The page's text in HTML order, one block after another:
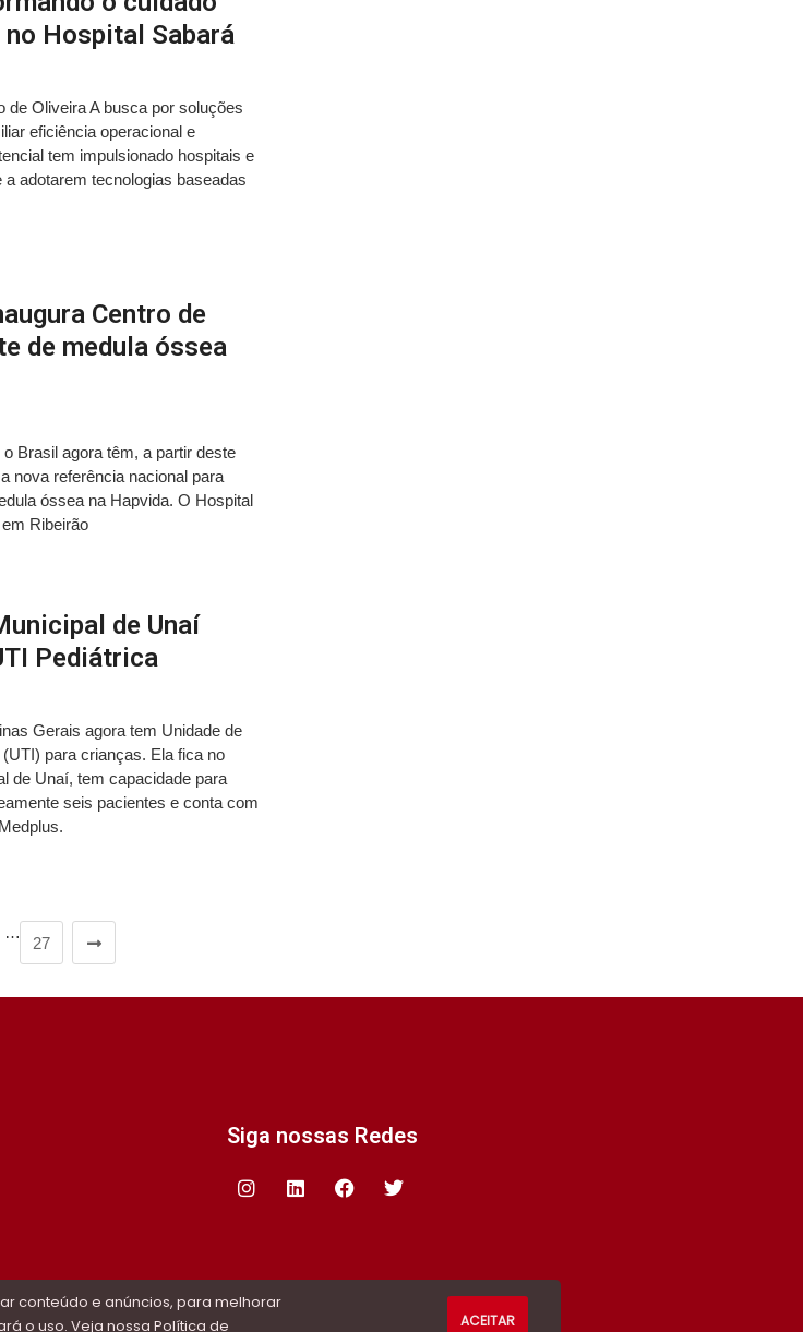
Hospital Sabará
de Oliveira A busca por soluções
eficiência operacional e
tem impulsionado hospitais e
a adotarem tecnologias baseadas
Centro de
de medula óssea
Brasil agora têm, a partir deste
nova referência nacional para
óssea na Hapvida. O Hospital
Ribeirão
de Unaí
Pediátrica
Gerais agora tem Unidade de
para crianças. Ela fica no
de Unaí, tem capacidade para
seis pacientes e conta com
…
27
Siga nossas Redes
conteúdo e anúncios, para melhorar
o uso. Veja nossa Política de ACEITAR